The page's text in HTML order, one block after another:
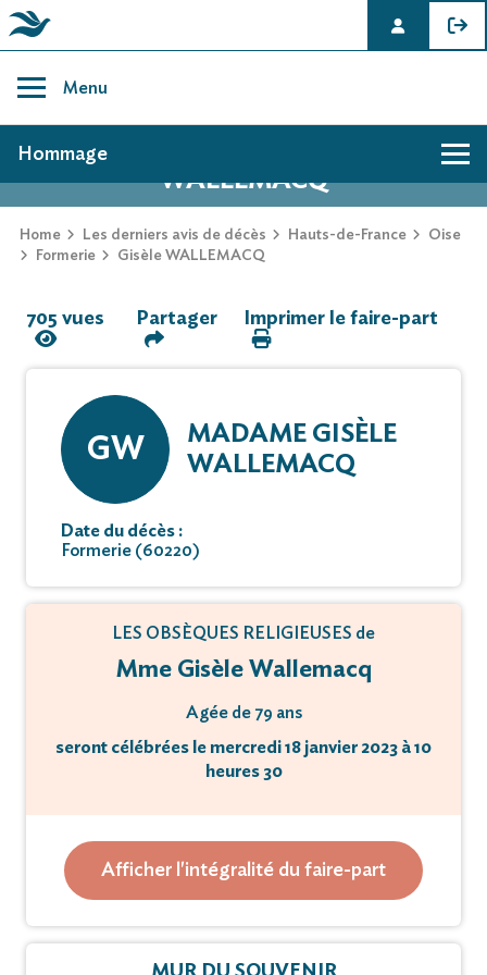
content
Menu
AVIS DE DÉCÈS DE GISÈLE
WALLEMACQ
Home Les derniers avis de décès Hauts-de-France
Oise
Formerie
Gisèle WALLEMACQ
Hommage
705 vues Partager Imprimer le faire-part
GW
MADAME GISÈLE
WALLEMACQ
Date du décès :
Formerie (60220)
LES OBSÈQUES RELIGIEUSES de
Mme Gisèle Wallemacq
Agée de 79 ans
seront célébrées le mercredi 18 janvier 2023 à 10
heures 30
Inhumation au cimetière de BOUTAVENT-LA-
GRANGE
Un registre à signatures tiendra lieu de
Afficher l'intégralité du faire-part